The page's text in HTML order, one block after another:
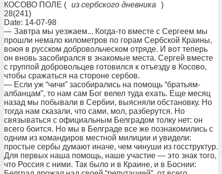
КОСОВО ПОЛЕ ( из сербского дневника
)
28(241)
Date: 14-07-98
— Завтра мы уезжаем... Когда-то вместе с Сергеем мы
прошли немало километров по горам Сербской Краины,
воюя в русском добровольческом отряде. И вот теперь
он вновь засобирался в знакомые места. Сергей вместе
с группой добровольцев готовился к отъезду в Косово,
чтобы сражаться на стороне сербов.
— Если уж “чичи” засобирались на помощь “братьям-
албанцам”, то нам сам Бог велел туда ехать. Еще месяц
назад мы побывали в Сербии, выясняли обстановку. Но
тогда нам сказали, что сами, мол, разберутся. Но
связываться с официальным Белградом толку нет: он
всего боится. Но мы в Белграде все же познакомились с
одним из командиров местной милиции и увидели:
простые сербы думают иначе, чем чинуши из госструктур.
Для первых наша помощь, наше участие — это знак того,
что Россия с ними. Так было и в Краине, и в Боснии: